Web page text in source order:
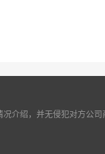
介绍，并无侵犯对方公